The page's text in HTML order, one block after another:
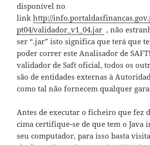
disponível no
linkhttp://
pt04/validador_v1_04.jar , não
ser “.jar” isto significa que terá que
poder correr este Analisador de
validador de Saft oficial, todos os
são de entidades externas à
como tal não fornecem qualquer
Antes de executar o ficheiro que fez
cima certifique-se de que tem o Java
seu computador, para isso basta